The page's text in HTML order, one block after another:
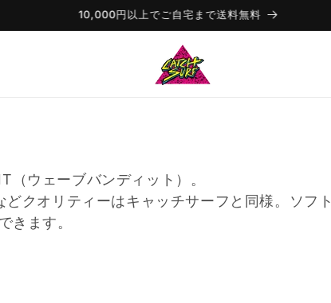
10,000円以上でご自宅まで送料無料
ウェーブバンディット）。
クオリティーはキャッチサーフと同様。ソフト
きます。